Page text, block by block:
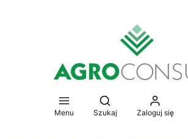
Menu
Otwórz wyszukiwarkę
Szukaj Zaloguj się